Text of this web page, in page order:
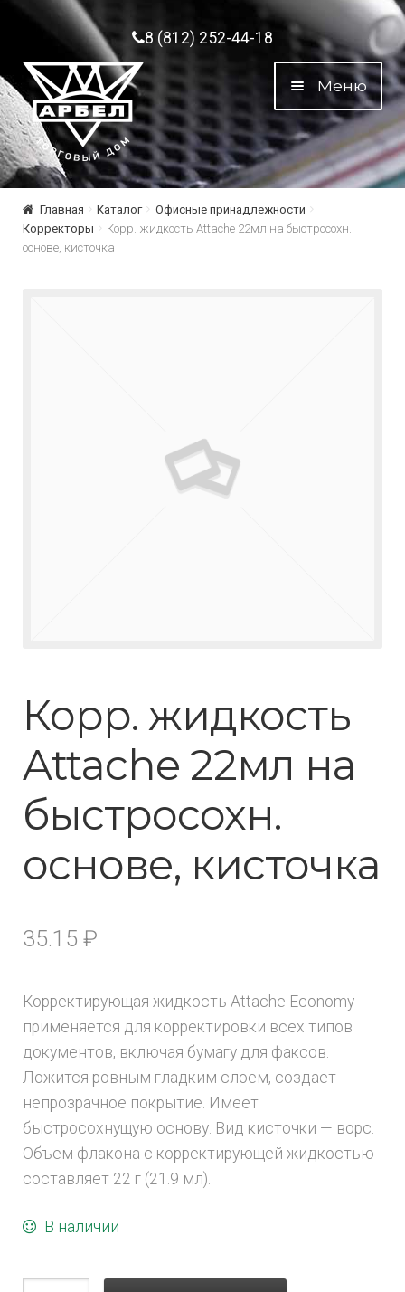
Перейти к навигации
Перейти к содержимому8 (812) 252-44-18
Меню
Главная Каталог
Офисные принадлежности
Корректоры
Корр. жидкость Attache 22мл на быстросохн.
основе, кисточка
Корр. жидкость
Attache 22мл на
быстросохн.
основе, кисточка
35.15 ₽
Корректирующая жидкость Attache Economy
применяется для корректировки всех типов
документов, включая бумагу для факсов.
Ложится ровным гладким слоем, создает
непрозрачное покрытие. Имеет
быстросохнущую основу. Вид кисточки — ворс.
Объем флакона с корректирующей жидкостью
составляет 22 г (21.9 мл).
В наличии